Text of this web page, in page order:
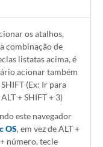
os atalhos,
combinação de
listatas acima, é
acionar também
(Ex: Ir para
+ SHIFT + 3)
este navegador
OS, em vez de ALT +
número, tecle